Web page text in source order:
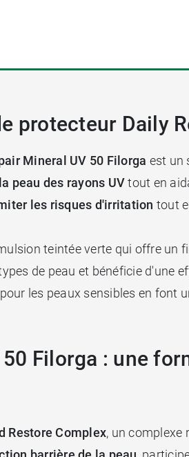
protecteur Daily
Mineral UV 50 Filorga est un
peau des rayons UVtout en
les risques d'irritation tout
teintée verte qui offre un
de peau et bénéficie d'une
les peaux sensibles en font
Filorga : une
Restore Complex, un complexe